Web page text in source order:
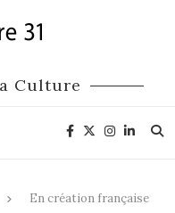
Culture
En création française